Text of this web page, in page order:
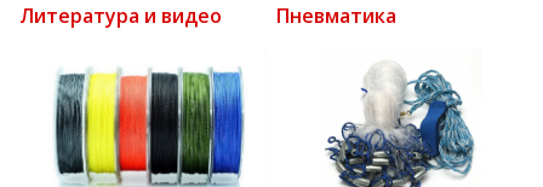
Литература и видео Пневматика